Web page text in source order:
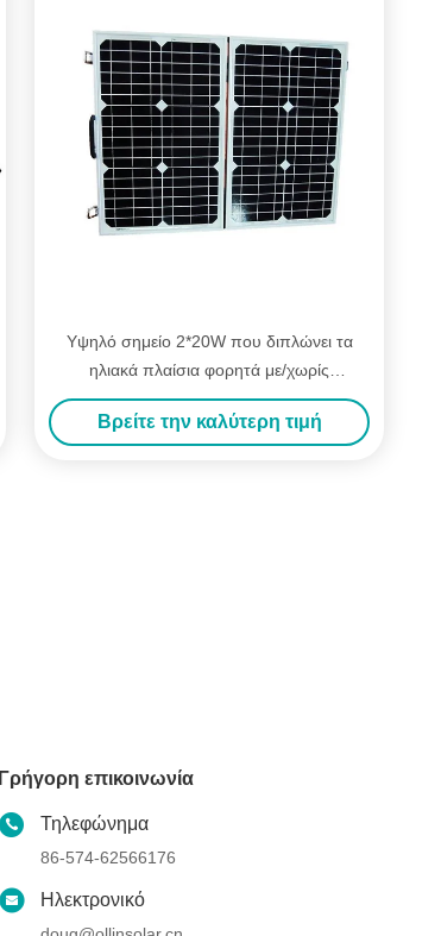
Υψηλό σημείο 2*20W που διπλώνει τα
ηλιακά πλαίσια φορητά με/χωρίς
συγκεντρωμένος
Βρείτε την καλύτερη τιμή
Γρήγορη επικοινωνία
Τηλεφώνημα
86-574-62566176
Ηλεκτρονικό